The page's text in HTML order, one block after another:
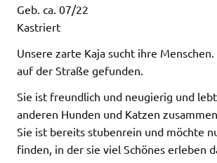
Geb. ca. 07/22
Kastriert
Unsere zarte Kaja sucht ihre
auf der Straße gefunden.
Sie ist freundlich und neugierig und
anderen Hunden und Katzen zusammen.
Sie ist bereits stubenrein und möchte
finden, in der sie viel Schönes erleben